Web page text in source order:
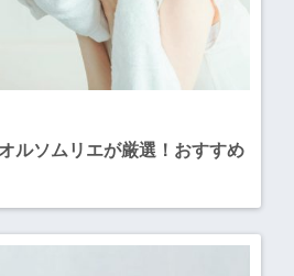
ルソムリエが厳選！おすすめ